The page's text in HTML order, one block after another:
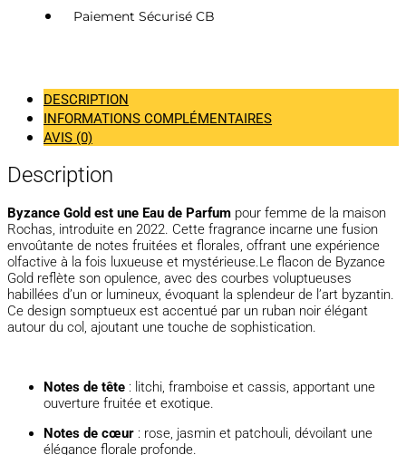
Paiement Sécurisé CB
DESCRIPTION
INFORMATIONS COMPLÉMENTAIRES
AVIS (0)
Description
Byzance Gold est une Eau de Parfum pour femme de la maison
Rochas, introduite en 2022. Cette fragrance incarne une fusion
envoûtante de notes fruitées et florales, offrant une expérience
olfactive à la fois luxueuse et mystérieuse.Le flacon de Byzance
Gold reflète son opulence, avec des courbes voluptueuses
habillées d’un or lumineux, évoquant la splendeur de l’art byzantin.
Ce design somptueux est accentué par un ruban noir élégant
autour du col, ajoutant une touche de sophistication.
Notes de tête : litchi, framboise et cassis, apportant une
ouverture fruitée et exotique.
Notes de cœur : rose, jasmin et patchouli, dévoilant une
élégance florale profonde.